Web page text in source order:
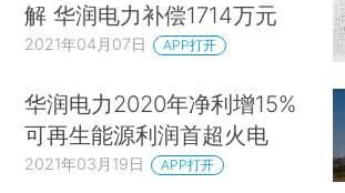
解 华润电力补偿1714万元
2021年04月07日 APP打开
华润电力2020年净利增15%
可再生能源利润首超火电
2021年03月19日 APP打开